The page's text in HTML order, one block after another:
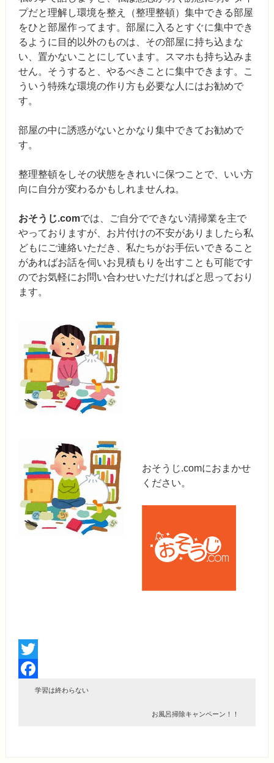
プだと理解し環境を整え（整理整頓）集中できる部屋
をひと部屋作ってます。部屋に入るとすぐに集中でき
るように目的以外のものは、その部屋に持ち込まな
い、置かないことにしています。スマホも持ち込みま
せん。そうすると、やるべきことに集中できます。こ
ういう特殊な環境の作り方も必要な人にはお勧めで
す。
部屋の中に誘惑がないとかなり集中できてお勧めで
す。
整理整頓をしその状態をきれいに保つことで、いい方
向に自分が変わるかもしれませんね。
おそうじ.comでは、ご自分でできない清掃業を主で
やっておりますが、お片付けの不安がありましたら私
どもにご連絡いただき、私たちがお手伝いできること
があればお話を伺いお見積もりを出すことも可能です
のでお気軽にお問い合わせいただければと思っており
ます。
おそうじ.comにおまかせ
ください。
Twitter
Facebook
学習は終わらない
お風呂掃除キャンペーン！！